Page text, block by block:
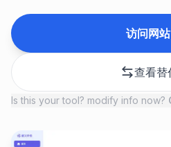
访问网站
查看替
Is this your tool? modify info now?